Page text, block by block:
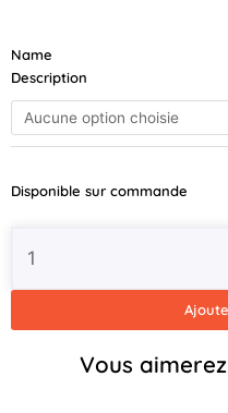
Name
Description
Disponible sur commande
de
BRIAN
JAMES
Race
Noire
essieux
Vous